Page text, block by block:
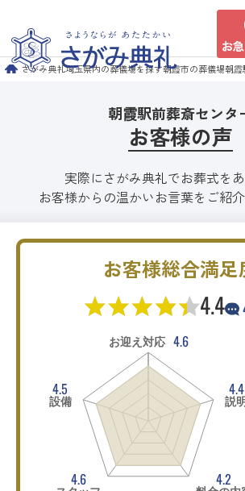
お
さがみ典礼埼玉県内の葬儀場を探す朝霞市の葬儀場朝霞
朝霞駅前葬斎センタ
お客様の声
実際にさがみ典礼でお葬式を
お客様からの温かいお言葉をご紹介
お客様総合満足
4.4
お迎え対応 4.6
4.4
説明
4.2
4.6
4.5
設備